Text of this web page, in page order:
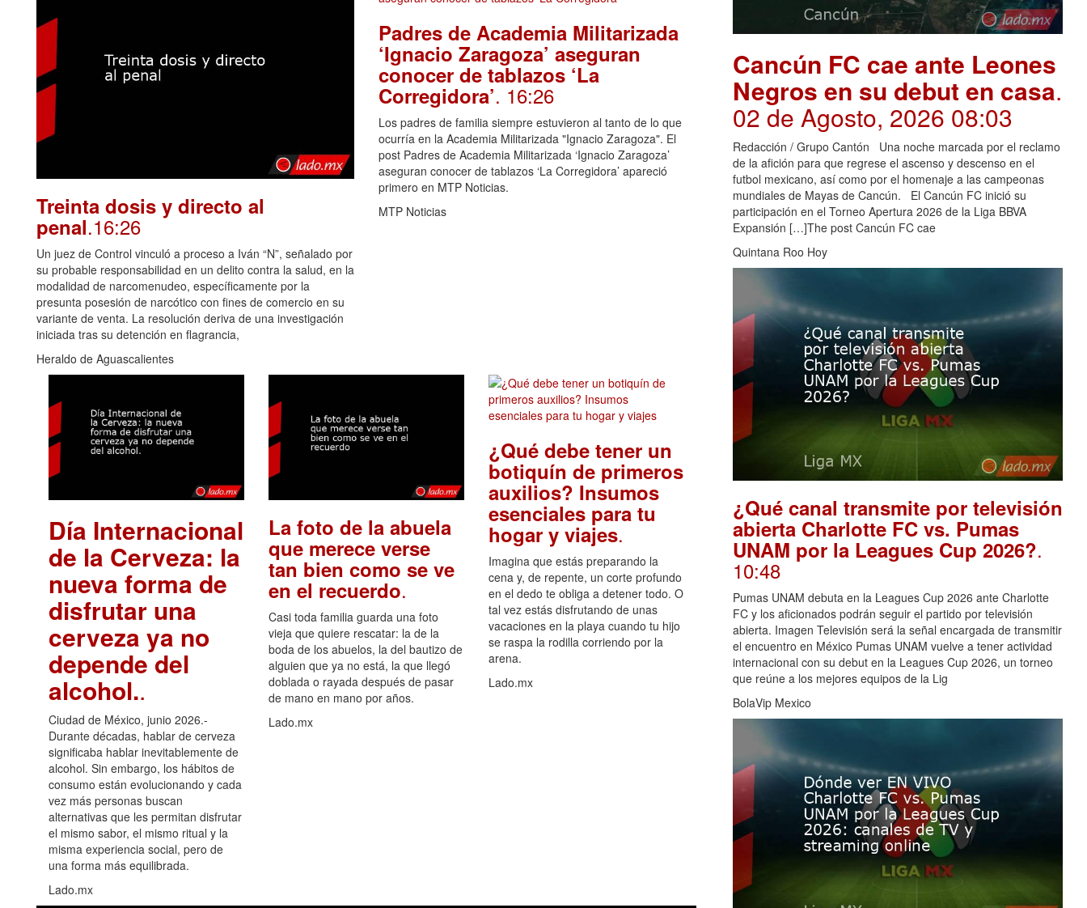
Treinta dosis y directo al
penal.16:26
Un juez de Control vinculó a proceso a Iván “N”, señalado por
su probable responsabilidad en un delito contra la salud, en la
modalidad de narcomenudeo, específicamente por la
presunta posesión de narcótico con fines de comercio en su
variante de venta. La resolución deriva de una investigación
iniciada tras su detención en flagrancia,
Heraldo de Aguascalientes
Padres de Academia Militarizada
‘Ignacio Zaragoza’ aseguran
conocer de tablazos ‘La
Corregidora’. 16:26
Los padres de familia siempre estuvieron al tanto de lo que
ocurría en la Academia Militarizada "Ignacio Zaragoza". El
post Padres de Academia Militarizada ‘Ignacio Zaragoza’
aseguran conocer de tablazos ‘La Corregidora’ apareció
primero en MTP Noticias.
MTP Noticias
Día Internacional
de la Cerveza: la
nueva forma de
disfrutar una
cerveza ya no
depende del
alcohol..
Ciudad de México, junio 2026.-
Durante décadas, hablar de cerveza
significaba hablar inevitablemente de
alcohol. Sin embargo, los hábitos de
consumo están evolucionando y cada
vez más personas buscan
alternativas que les permitan disfrutar
el mismo sabor, el mismo ritual y la
misma experiencia social, pero de
una forma más equilibrada.
Lado.mx
La foto de la abuela
que merece verse
tan bien como se ve
en el recuerdo.
Casi toda familia guarda una foto
vieja que quiere rescatar: la de la
boda de los abuelos, la del bautizo de
alguien que ya no está, la que llegó
doblada o rayada después de pasar
de mano en mano por años.
Lado.mx
¿Qué debe tener un
botiquín de primeros
auxilios? Insumos
esenciales para tu
hogar y viajes.
Imagina que estás preparando la
cena y, de repente, un corte profundo
en el dedo te obliga a detener todo. O
tal vez estás disfrutando de unas
vacaciones en la playa cuando tu hijo
se raspa la rodilla corriendo por la
arena.
Lado.mx
Cancún FC cae ante Leones
Negros en su debut en casa.
02 de Agosto, 2026 08:03
Redacción / Grupo Cantón Una noche marcada por el reclamo
de la afición para que regrese el ascenso y descenso en el
futbol mexicano, así como por el homenaje a las campeonas
mundiales de Mayas de Cancún. El Cancún FC inició su
participación en el Torneo Apertura 2026 de la Liga BBVA
Expansión […]The post Cancún FC cae
Quintana Roo Hoy
¿Qué canal transmite por televisión
abierta Charlotte FC vs. Pumas
UNAM por la Leagues Cup 2026?.
10:48
Pumas UNAM debuta en la Leagues Cup 2026 ante Charlotte
FC y los aficionados podrán seguir el partido por televisión
abierta. Imagen Televisión será la señal encargada de transmitir
el encuentro en México Pumas UNAM vuelve a tener actividad
internacional con su debut en la Leagues Cup 2026, un torneo
que reúne a los mejores equipos de la Lig
BolaVip Mexico